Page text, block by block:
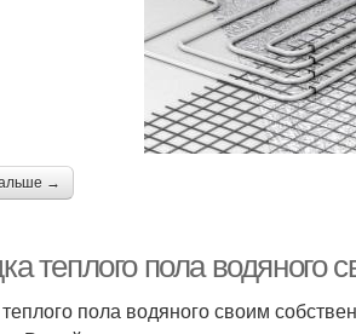
→
теплого пола водяного
пола водяного своим